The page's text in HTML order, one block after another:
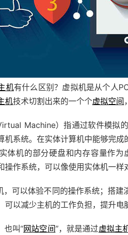
机有什么区别？虚拟机是从个人
机技术切割出来的一个个虚拟空间
Machine）指通过软件模拟
机系统。在实体计算机中能够完
体机的部分硬盘和内存容量作
操作系统，可以像使用实体机一样
，可以体验不同的操作系统；搭
可以减少主机的工作负担，提升电
也叫“网站空间”，就是通过虚拟主